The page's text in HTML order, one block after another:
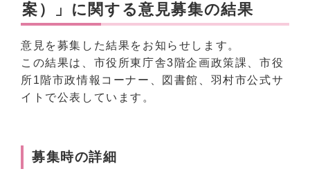
案）」に関する意見募集の結果
意見を募集した結果をお知らせします。
この結果は、市役所東庁舎3階企画政策課、市役
所1階市政情報コーナー、図書館、羽村市公式サ
イトで公表しています。
募集時の詳細